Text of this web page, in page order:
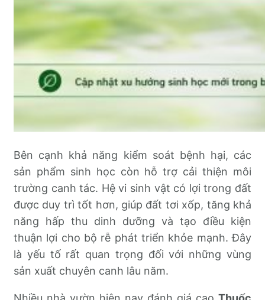
Bên cạnh khả năng kiểm soát bệnh hại, các
sản phẩm sinh học còn hỗ trợ cải thiện môi
trường canh tác. Hệ vi sinh vật có lợi trong đất
được duy trì tốt hơn, giúp đất tơi xốp, tăng khả
năng hấp thu dinh dưỡng và tạo điều kiện
thuận lợi cho bộ rễ phát triển khỏe mạnh. Đây
là yếu tố rất quan trọng đối với những vùng
sản xuất chuyên canh lâu năm.